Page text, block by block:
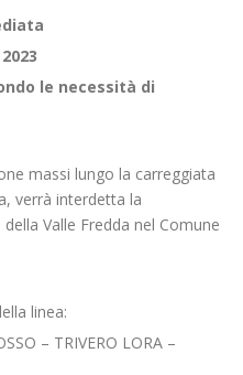
le necessità di
massi lungo la carreggiata
verrà interdetta la
Valle Fredda nel Comune
linea:
– TRIVERO LORA –